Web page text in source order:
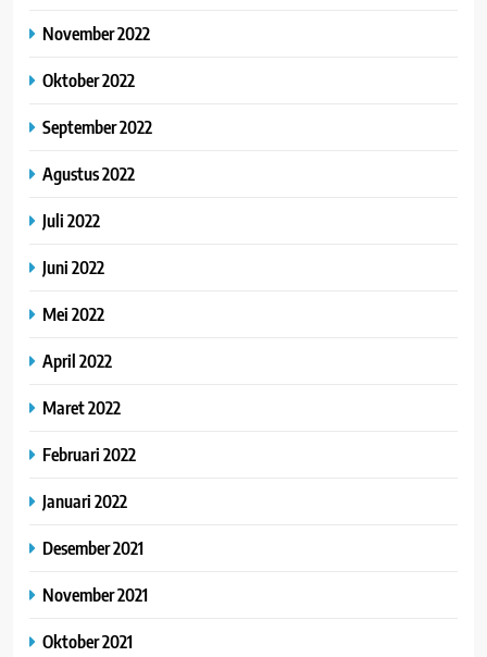
November 2022
Oktober 2022
September 2022
Agustus 2022
Juli 2022
Juni 2022
Mei 2022
April 2022
Maret 2022
Februari 2022
Januari 2022
Desember 2021
November 2021
Oktober 2021